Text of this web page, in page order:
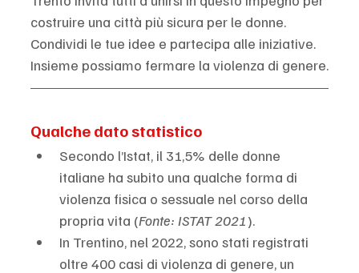
costruire una città più sicura per le donne.
Condividi le tue idee e partecipa alle iniziative.
Insieme possiamo fermare la violenza di genere.
Qualche dato statistico
Secondo l’Istat, il 31,5% delle donne
italiane ha subito una qualche forma di
violenza fisica o sessuale nel corso della
propria vita (Fonte: ISTAT 2021).
In Trentino, nel 2022, sono stati registrati
oltre 400 casi di violenza di genere, un